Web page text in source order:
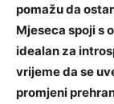
pomažu da
Mjeseca spoji s
idealan za
vrijeme da se
promjeni